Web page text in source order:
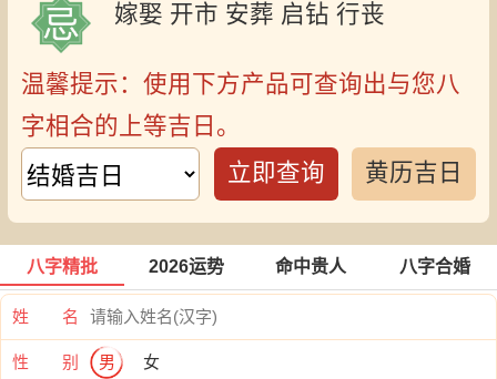
嫁娶 开市 安葬 启钻 行丧
温馨提示：使用下方产品可查询出与您八
字相合的上等吉日。
立即查询
黄历吉日
八字精批 2026运势 命中贵人 八字合婚
姓 名
性 别 男 女